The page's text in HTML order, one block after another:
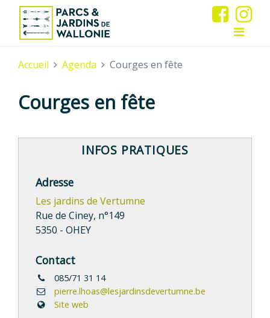
Accueil Agenda Courges en fête
Courges en fête
INFOS PRATIQUES
Adresse
Les jardins de Vertumne
Rue de Ciney, n°149
5350 - OHEY
Contact
085/71 31 14
pierre.lhoas@lesjardinsdevertumne.be
Site web